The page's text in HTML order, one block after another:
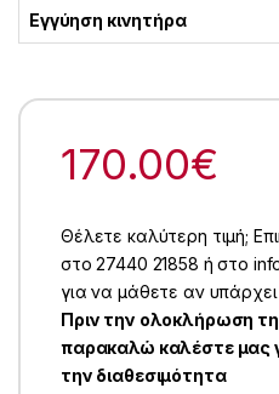
Εγγύηση κινητήρα
170.00€
Θέλετε καλύτερη τιμή;
στο 27440 21858 ή στο
για να μάθετε αν
Πριν την ολοκλήρωση
παρακαλώ καλέστε μας
την διαθεσιμότητα